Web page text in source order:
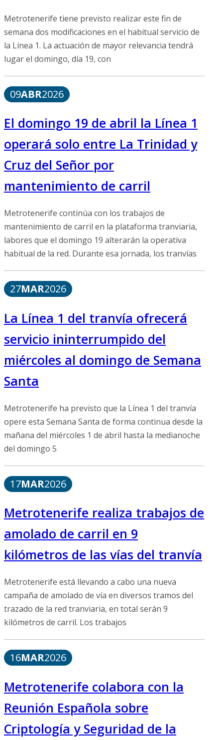
Metrotenerife tiene previsto realizar este fin de
semana dos modificaciones en el habitual servicio de
la Línea 1. La actuación de mayor relevancia tendrá
lugar el domingo, día 19, con
09ABR2026
El domingo 19 de abril la Línea 1
operará solo entre La Trinidad y
Cruz del Señor por
mantenimiento de carril
Metrotenerife continúa con los trabajos de
mantenimiento de carril en la plataforma tranviaria,
labores que el domingo 19 alterarán la operativa
habitual de la red. Durante esa jornada, los tranvías
27MAR2026
La Línea 1 del tranvía ofrecerá
servicio ininterrumpido del
miércoles al domingo de Semana
Santa
Metrotenerife ha previsto que la Línea 1 del tranvía
opere esta Semana Santa de forma continua desde la
mañana del miércoles 1 de abril hasta la medianoche
del domingo 5
17MAR2026
Metrotenerife realiza trabajos de
amolado de carril en 9
kilómetros de las vías del tranvía
Metrotenerife está llevando a cabo una nueva
campaña de amolado de vía en diversos tramos del
trazado de la red tranviaria, en total serán 9
kilómetros de carril. Los trabajos
16MAR2026
Metrotenerife colabora con la
Reunión Española sobre
Criptología y Seguridad de la